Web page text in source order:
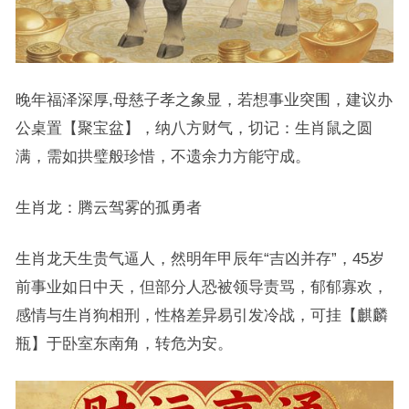
晚年福泽深厚,母慈子孝之象显，若想事业突围，建议办
公桌置【聚宝盆】，纳八方财气，切记：生肖鼠之圆
满，需如拱璧般珍惜，不遗余力方能守成。
生肖龙：腾云驾雾的孤勇者
生肖龙天生贵气逼人，然明年甲辰年“吉凶并存”，45岁
前事业如日中天，但部分人恐被领导责骂，郁郁寡欢，
感情与生肖狗相刑，性格差异易引发冷战，可挂【麒麟
瓶】于卧室东南角，转危为安。